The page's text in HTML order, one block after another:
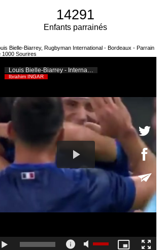
14291
Enfants parrainés
Bielle-Biarrey, Rugbyman International - Bordeaux - Parrain
1000 Sourires